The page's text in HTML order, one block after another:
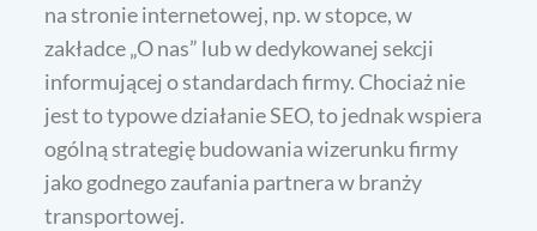
na stronie internetowej, np. w stopce, w
zakładce „O nas” lub w dedykowanej sekcji
informującej o standardach firmy. Chociaż nie
jest to typowe działanie SEO, to jednak wspiera
ogólną strategię budowania wizerunku firmy
jako godnego zaufania partnera w branży
transportowej.